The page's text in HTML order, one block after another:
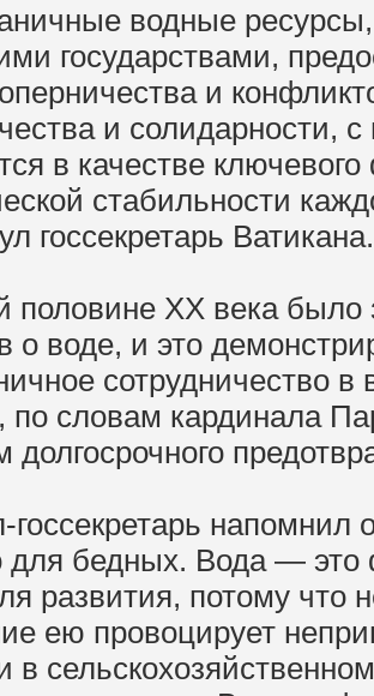
водные
государствами,
и
и солидарности,
в качестве
стабильности
госсекретарь Ватикана.
половине ХХ века было
о воде, и это
сотрудничество
по словам кардинала
долгосрочного
госсекретарь напомнил
для бедных. Вода —
развития, потому что
ею провоцирует
в